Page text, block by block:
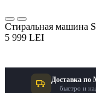
Стиральная машина
5 999 LEI
Доставка по
быстро и